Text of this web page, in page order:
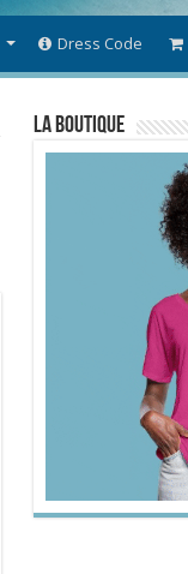
Dress Code
La Boutique